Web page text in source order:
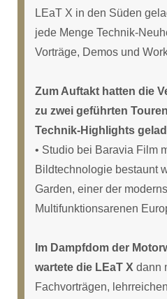
LEaT X in den Süden
jede Menge Technik-
Vorträge, Demos und
Zum Auftakt hatten die
zu zwei geführten
Technik-Highlights
• Studio bei Baravia Film
Bildtechnologie bestaunt
Garden, einer der
Multifunktionsarenen
Im Dampfdom der
wartete die LEaT X dann
Fachvorträgen,